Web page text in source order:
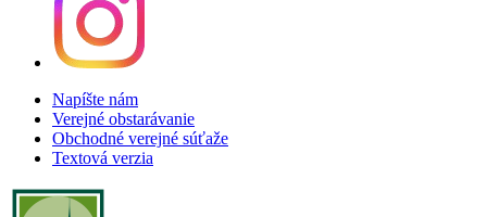
Napíšte nám
Verejné obstarávanie
Obchodné verejné súťaže
Textová verzia